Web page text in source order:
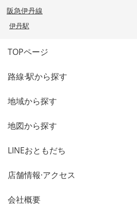
阪急伊丹線
伊丹駅
TOPページ
路線·駅から探す
地域から探す
地図から探す
LINEおともだち
店舗情報·アクセス
会社概要